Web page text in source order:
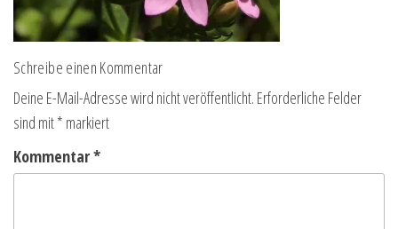
Schreibe einen Kommentar
Deine E-Mail-Adresse wird nicht veröffentlicht. Erforderliche Felder
sind mit* markiert
Kommentar*